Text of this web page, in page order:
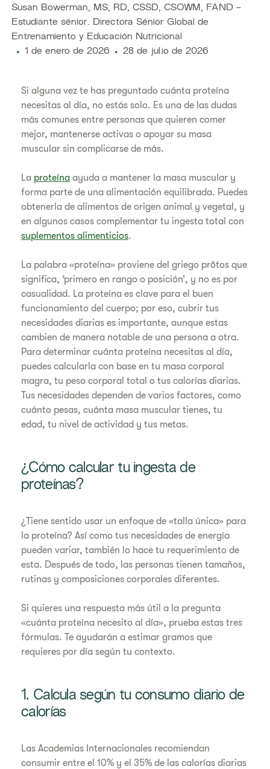
Susan Bowerman, MS, RD, CSSD, CSOWM, FAND -
Estudiante sénior. Directora Sénior Global de
Entrenamiento y Educación Nutricional
1 de enero de 2026
28 de julio de 2026
Si alguna vez te has preguntado cuánta proteína
necesitas al día, no estás solo. Es una de las dudas
más comunes entre personas que quieren comer
mejor, mantenerse activas o apoyar su masa
muscular sin complicarse de más.
La proteína ayuda a mantener la masa muscular y
forma parte de una alimentación equilibrada. Puedes
obtenerla de alimentos de origen animal y vegetal, y
en algunos casos complementar tu ingesta total con
suplementos alimenticios.
La palabra «proteína» proviene del griego prôtos que
significa, ‘primero en rango o posición’, y no es por
casualidad. La proteína es clave para el buen
funcionamiento del cuerpo; por eso, cubrir tus
necesidades diarias es importante, aunque estas
cambien de manera notable de una persona a otra.
Para determinar cuánta proteína necesitas al día,
puedes calcularla con base en tu masa corporal
magra, tu peso corporal total o tus calorías diarias.
Tus necesidades dependen de varios factores, como
cuánto pesas, cuánta masa muscular tienes, tu
edad, tu nivel de actividad y tus metas.
¿Cómo calcular tu ingesta de
proteínas?
¿Tiene sentido usar un enfoque de «talla única» para
la proteína? Así como tus necesidades de energía
pueden variar, también lo hace tu requerimiento de
esta. Después de todo, las personas tienen tamaños,
rutinas y composiciones corporales diferentes.
Si quieres una respuesta más útil a la pregunta
«cuánta proteína necesito al día», prueba estas tres
fórmulas. Te ayudarán a estimar gramos que
requieres por día según tu contexto.
1. Calcula según tu consumo diario de
calorías
Las Academias Internacionales recomiendan
consumir entre el 10% y el 35% de las calorías diarias